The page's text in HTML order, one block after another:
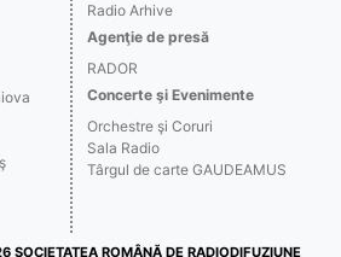
Radio Arhive
Agenţie de presă
RADOR
Concerte şi Evenimente
Orchestre şi Coruri
Sala Radio
Târgul de carte GAUDEAMUS
ROMÂNĂ DE RADIODIFUZIUNE